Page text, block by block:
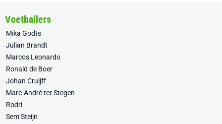
Voetballers
Mika Godts
Julian Brandt
Marcos Leonardo
Ronald de Boer
Johan Cruijff
Marc-André ter Stegen
Rodri
Sem Steijn